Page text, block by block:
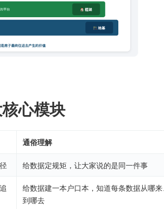
心模块
通俗理解
给数据定规矩，让大家说的是同一件事
给数据建一本户口本，知道每条数据从哪
到哪去